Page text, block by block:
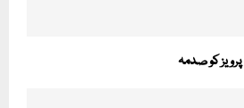
پرویز کو صدمہ